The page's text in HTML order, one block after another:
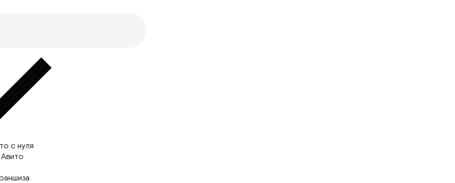
с нуля